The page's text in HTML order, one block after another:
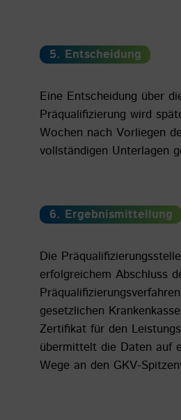
5. Entscheidung
Eine Entscheidung über
Präqualifizierung wird
Wochen nach Vorliegen
vollständigen Unterlagen
6. Ergebnismitteilung
Die
erfolgreichem Abschluss
gesetzlichen
Zertifikat für den
übermittelt die Daten auf
Wege an den GKV-